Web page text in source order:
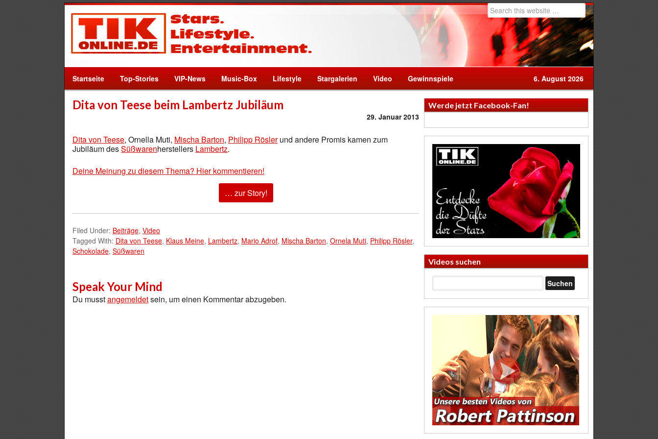
Startseite Top-Stories VIP-News Music-Box Lifestyle Stargalerien Video Gewinnspiele 6. August 2026
Dita von Teese beim Lambertz Jubiläum
29. Januar 2013
Dita von Teese, Ornella Muti, Mischa Barton, Philipp Röslerund andere Promis kamen zum
Jubiläum desSüßwarenherstellers Lambertz.
Deine Meinung zu diesem Thema? Hier kommentieren!
… zur Story!
Filed Under: Beiträge, Video
Tagged With: Dita von Teese, Klaus Meine, Lambertz, Mario Adrof, Mischa Barton, Ornela Muti, Philipp Rösler,
Schokolade, Süßwaren
Speak Your Mind
Du musstangemeldetsein, um einen Kommentar abzugeben.
Werde jetzt Facebook-Fan!
Videos suchen